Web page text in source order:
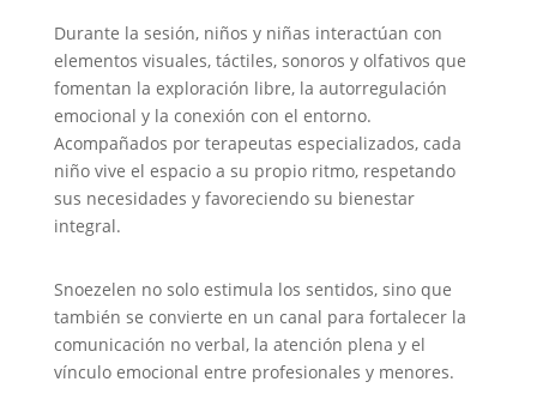
Durante la sesión, niños y niñas interactúan con
elementos visuales, táctiles, sonoros y olfativos que
fomentan la exploración libre, la autorregulación
emocional y la conexión con el entorno.
Acompañados por terapeutas especializados, cada
niño vive el espacio a su propio ritmo, respetando
sus necesidades y favoreciendo su bienestar
integral.
Snoezelen no solo estimula los sentidos, sino que
también se convierte en un canal para fortalecer la
comunicación no verbal, la atención plena y el
vínculo emocional entre profesionales y menores.